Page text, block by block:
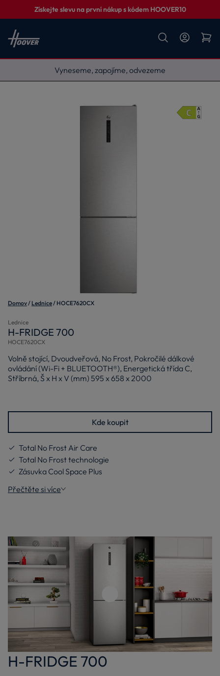
Získejte slevu na první nákup s kódem HOOVER10
Vyneseme, zapojíme, odvezeme
Domov Lednice HOCE7620CX
Lednice
H-FRIDGE 700
HOCE7620CX
Volně stojící, Dvoudveřová, No Frost, Pokročilé dálkové
ovládání (Wi-Fi + BLUETOOTH®), Energetická třída C,
Stříbrná, Š x H x V (mm) 595 x 658 x 2000
Kde koupit
Total No Frost Air Care
Total No Frost technologie
Zásuvka Cool Space Plus
Přečtěte si více
Přehrajte video
H-FRIDGE 700